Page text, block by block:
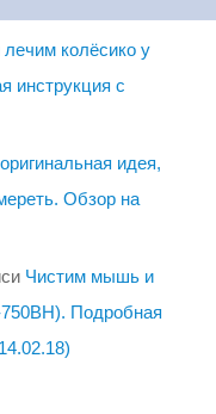
колёсико у
инструкция с
идея,
Обзор на
Чистим мышь и
Подробная